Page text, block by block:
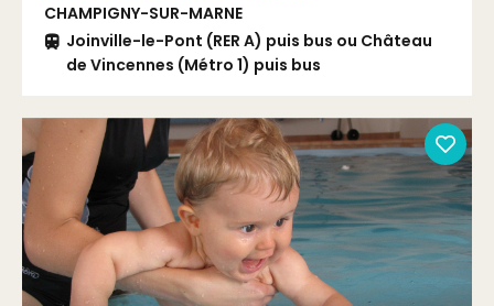
CHAMPIGNY-SUR-MARNE
Joinville-le-Pont (RER A) puis bus ou Château
de Vincennes (Métro 1) puis bus
Diane